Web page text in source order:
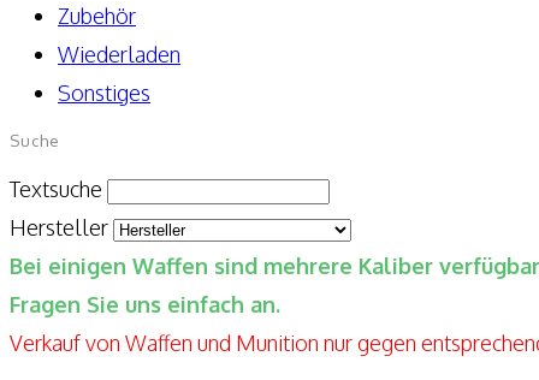
Zubehör
Wiederladen
Sonstiges
Suche
Textsuche
Hersteller
Bei einigen Waffen sind mehrere Kaliber
Fragen Sie uns einfach an.
Verkauf von Waffen und Munition nur gegen